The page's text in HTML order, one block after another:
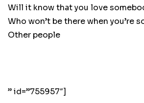
Will it know that you love
Who won’t be there when you’re
Other people
” id=”755957″]